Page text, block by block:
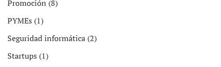
Promoción (8)
PYMEs (1)
Seguridad informática (2)
Startups (1)